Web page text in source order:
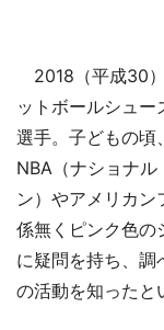
2018（平成30
ットボールシュ
選手。子どもの頃
NBA（ナショナル
ン）やアメリカ
係無くピンク色の
に疑問を持ち、調
の活動を知ったと